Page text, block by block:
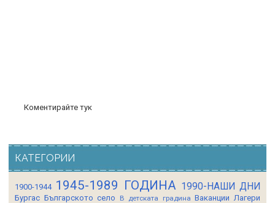
Коментирайте тук
КАТЕГОРИИ
1900-1944 1945-1989 ГОДИНА 1990-НАШИ ДНИ
Бургас Българското село В детската градина Ваканции Лагери